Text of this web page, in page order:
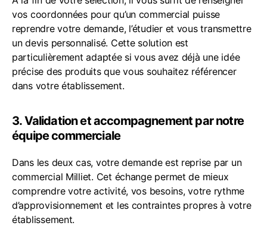
vos coordonnées pour qu’un commercial puisse
reprendre votre demande, l’étudier et vous transmettre
un devis personnalisé. Cette solution est
particulièrement adaptée si vous avez déjà une idée
précise des produits que vous souhaitez référencer
dans votre établissement.
3. Validation et accompagnement par notre
équipe commerciale
Dans les deux cas, votre demande est reprise par un
commercial Milliet. Cet échange permet de mieux
comprendre votre activité, vos besoins, votre rythme
d’approvisionnement et les contraintes propres à votre
établissement.